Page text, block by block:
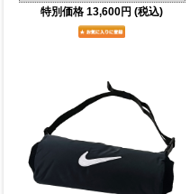
特別価格 13,600円 (税込)